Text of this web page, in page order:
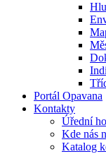
Portál Opavana
Kontakty
Úřední
Kde nás
Katalog